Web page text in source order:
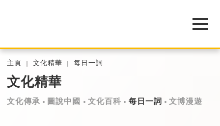
主頁 文化精華 每日一詞
文化精華
文化傳承 圖說中國 文化百科 每日一詞 文博漫遊